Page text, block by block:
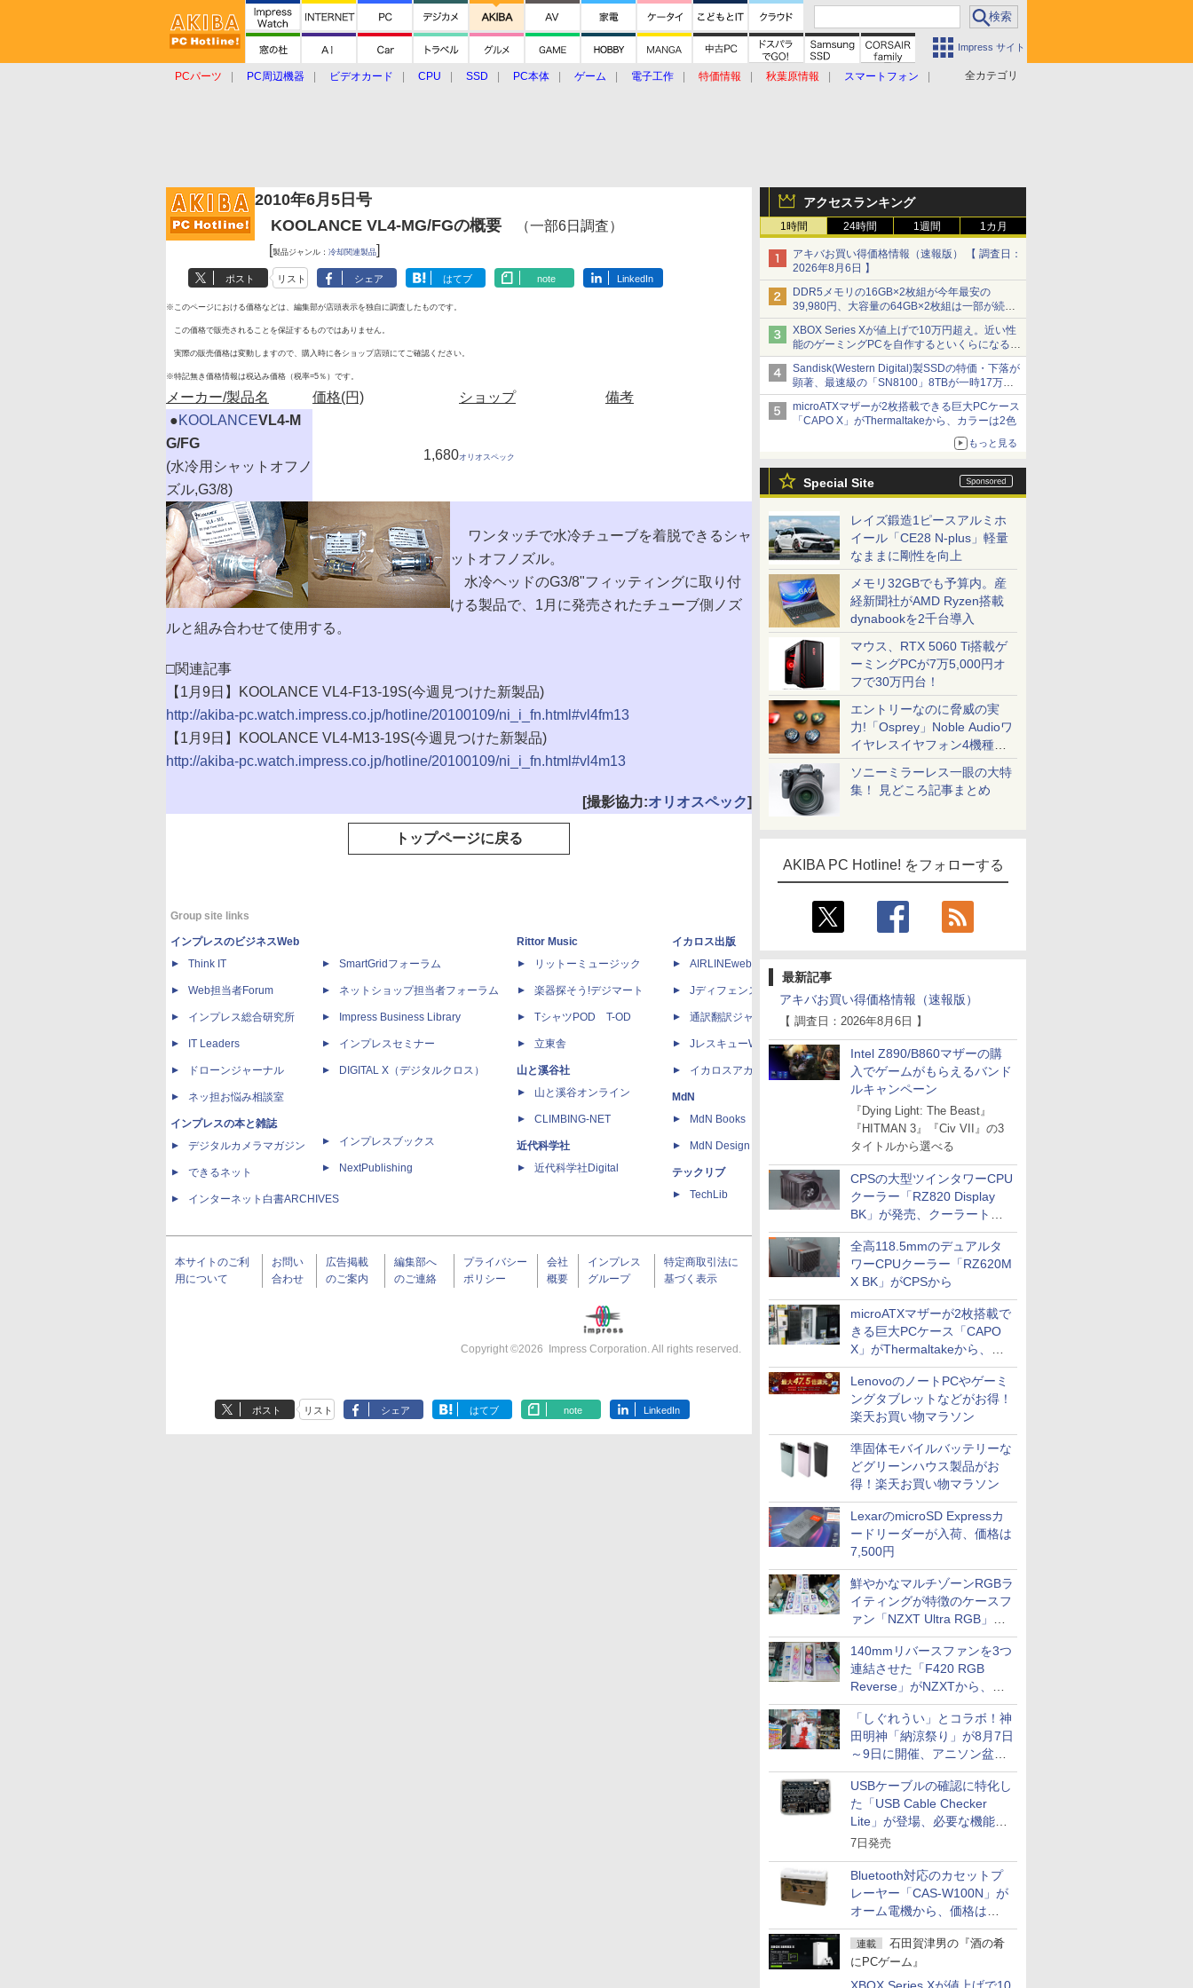
Impress サイト
全カテゴリ
PCパーツ PC周辺機器 ビデオカード CPU SSD PC本体 ゲーム 電子工作 特価情報 秋葉原情報
スマートフォン
アクセスランキング
1時間 24時間 1週間 1カ月
アキバお買い得価格情報（速報版） 【 調査日：
2026年8月6日 】
DDR5メモリの16GB×2枚組が今年最安の
39,980円、大容量の64GB×2枚組は一部が続騰
[8月前半のメモリ価格]
XBOX Series Xが値上げで10万円超え。近い性
能のゲーミングPCを自作するといくらになる？
【石田賀津男の『酒の肴にPCゲーム』】
Sandisk(Western Digital)製SSDの特価・下落が
顕著、最速級の「SN8100」8TBが一時17万円
割れ [8月前半のSSD価格]
microATXマザーが2枚搭載できる巨大PCケース
「CAPO X」がThermaltakeから、カラーは2色
もっと見る
Special Site
レイズ鍛造1ピースアルミホ
イール「CE28 N-plus」軽量
なままに剛性を向上
メモリ32GBでも予算内。産
経新聞社がAMD Ryzen搭載
dynabookを2千台導入
マウス、RTX 5060 Ti搭載ゲ
ーミングPCが7万5,000円オ
フで30万円台！
エントリーなのに脅威の実
力!「Osprey」Noble Audioワ
イヤレスイヤフォン4機種を
一気に聴く
ソニーミラーレス一眼の大特
集！ 見どころ記事まとめ
AKIBA PC Hotline! をフォローする
最新記事
アキバお買い得価格情報（速報版）
【 調査日：2026年8月6日 】
Intel Z890/B860マザーの購
入でゲームがもらえるバンド
ルキャンペーン
『Dying Light: The Beast』
『HITMAN 3』『Civ VII』の3
タイトルから選べる
CPSの大型ツインタワーCPU
クーラー「RZ820 Display
BK」が発売、クーラートッ
プに5インチ液晶搭載
全高118.5mmのデュアルタ
ワーCPUクーラー「RZ620M
X BK」がCPSから
microATXマザーが2枚搭載で
きる巨大PCケース「CAPO
X」がThermaltakeから、カ
ラーは2色
LenovoのノートPCやゲーミ
ングタブレットなどがお得！
楽天お買い物マラソン
準固体モバイルバッテリーな
どグリーンハウス製品がお
得！楽天お買い物マラソン
LexarのmicroSD Expressカ
ードリーダーが入荷、価格は
7,500円
鮮やかなマルチゾーンRGBラ
イティングが特徴のケースフ
ァン「NZXT Ultra RGB」が
発売、計8製品
140mmリバースファンを3つ
連結させた「F420 RGB
Reverse」がNZXTから、単
一フレーム採用
「しぐれうい」とコラボ！神
田明神「納涼祭り」が8月7日
～9日に開催、アニソン盆踊
りや屋台グルメなどもあり
USBケーブルの確認に特化し
た「USB Cable Checker
Lite」が登場、必要な機能を
凝縮しコンパクトに
7日発売
Bluetooth対応のカセットプ
レーヤー「CAS-W100N」が
オーム電機から、価格は
5,940円
連載
石田賀津男の『酒の肴
にPCゲーム』
2010年6月5日号
KOOLANCE VL4-MG/FGの概要 （一部6日調査）
[製品ジャンル： 冷却関連製品]
ポスト リスト シェア はてブ note LinkedIn
※このページにおける価格などは、編集部が店頭表示を独自に調査したものです。
この価格で販売されることを保証するものではありません。
実際の販売価格は変動しますので、購入時に各ショップ店頭にてご確認ください。
※特記無き価格情報は税込み価格（税率=5％）です。
メーカー/製品名 価格(円) ショップ
備考
●KOOLANCEVL4-M
G/FG
(水冷用シャットオフノ
ズル,G3/8)
1,680オリオスペック
ワンタッチで水冷チューブを着脱できるシャ
ットオフノズル。
水冷ヘッドのG3/8"フィッティングに取り付
ける製品で、1月に発売されたチューブ側ノズ
ルと組み合わせて使用する。
□関連記事
【1月9日】KOOLANCE VL4-F13-19S(今週見つけた新製品)
http://akiba-pc.watch.impress.co.jp/hotline/20100109/ni_i_fn.html#vl4fm13
【1月9日】KOOLANCE VL4-M13-19S(今週見つけた新製品)
http://akiba-pc.watch.impress.co.jp/hotline/20100109/ni_i_fn.html#vl4m13
[撮影協力:オリオスペック]
トップページに戻る
Group site links
インプレスのビジネスWeb
Think IT
Web担当者Forum
インプレス総合研究所
IT Leaders
ドローンジャーナル
ネッ担お悩み相談室
インプレスの本と雑誌
デジタルカメラマガジン
できるネット
インターネット白書ARCHIVES
SmartGridフォーラム
ネットショップ担当者フォーラム
Impress Business Library
インプレスセミナー
DIGITAL X（デジタルクロス）
インプレスブックス
NextPublishing
Rittor Music
リットーミュージック
楽器探そう!デジマート
TシャツPOD T-OD
立東舎
山と溪谷社
山と溪谷オンライン
CLIMBING-NET
近代科学社
近代科学社Digital
イカロス出版
AIRLINEweb
Jディフェンスニュース
通訳翻訳ジャーナル
JレスキューWeb
イカロスアカデミー
MdN
MdN Books
MdN Design Interactive
テックリブ
TechLib
Comic curea
impress QuickBooks
PUBFUN
パブファンセルフ
IPGネットワーク
TシャツPOD pTa.shop
カスタム写真集POD fabli
Impress Group Publication Informa
tion
本サイトのご利
用について
お問い
合わせ
広告掲載
のご案内
編集部へ
のご連絡
プライバシー
ポリシー
会社
概要
インプレス
グループ
特定商取引法に
基づく表示
Copyright ©2026 Impress Corporation. All rights reserved.
ポスト リスト シェア はてブ note LinkedIn